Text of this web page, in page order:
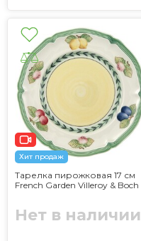
Хит продаж
Тарелка пирожковая 17 см
French Garden Villeroy & Boch
Нет в наличии